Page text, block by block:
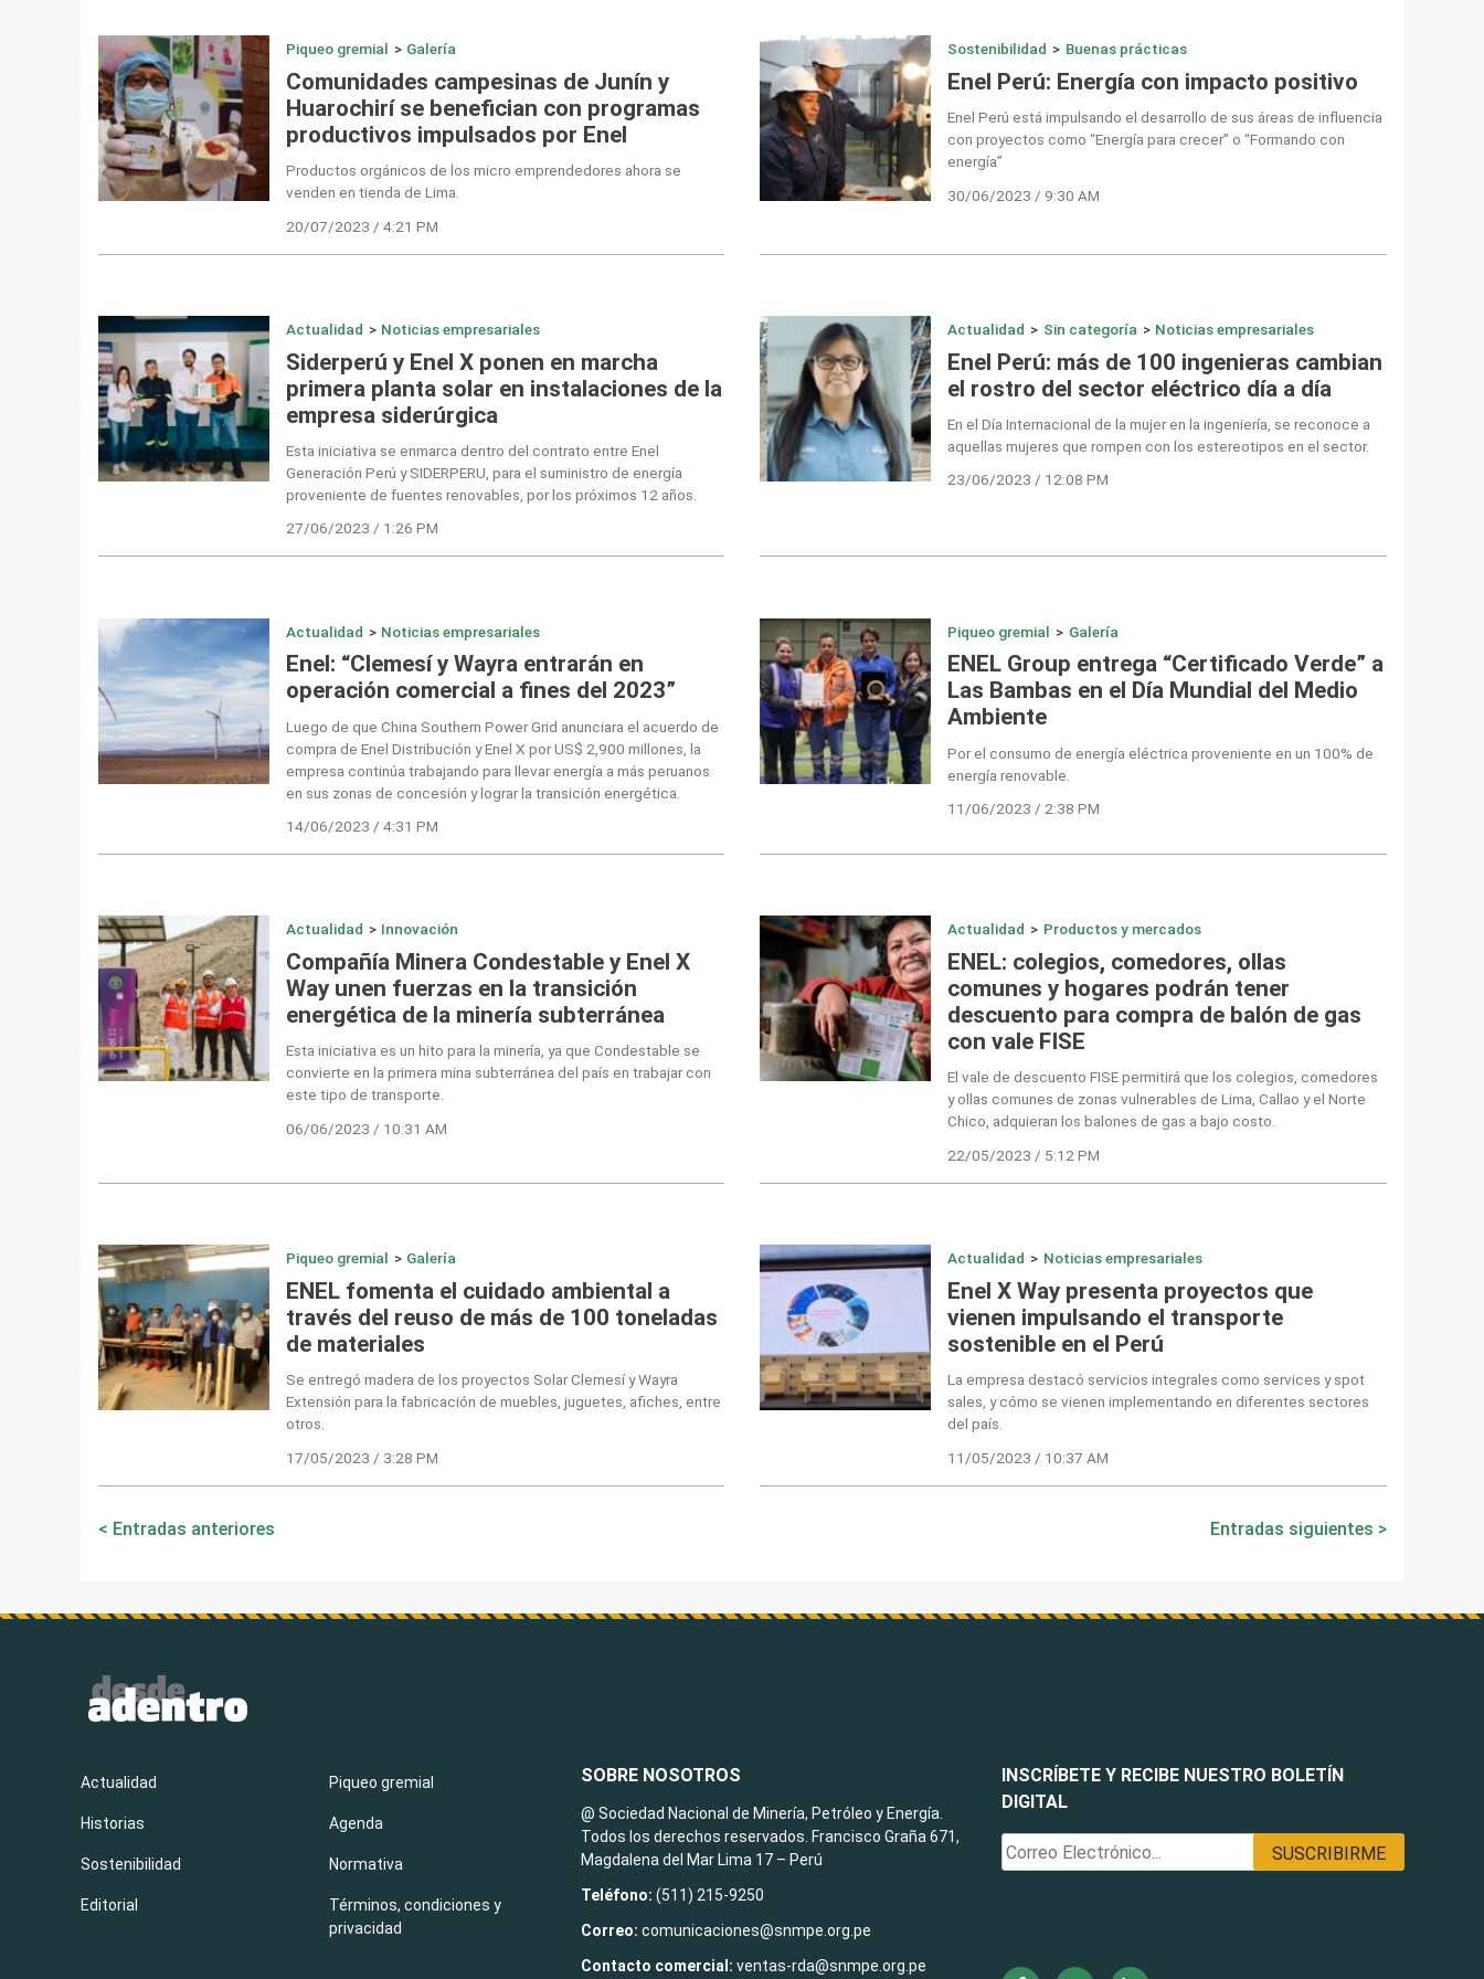
Piqueo gremial > Galería
Comunidades campesinas de Junín y
Huarochirí se benefician con programas
productivos impulsados por Enel
Productos orgánicos de los micro emprendedores ahora se
venden en tienda de Lima.
20/07/2023 / 4:21 PM
Sostenibilidad > Buenas prácticas
Enel Perú: Energía con impacto positivo
Enel Perú está impulsando el desarrollo de sus áreas de influencia
con proyectos como “Energía para crecer” o “Formando con
energía”
30/06/2023 / 9:30 AM
Actualidad > Noticias empresariales
Siderperú y Enel X ponen en marcha
primera planta solar en instalaciones de la
empresa siderúrgica
Esta iniciativa se enmarca dentro del contrato entre Enel
Generación Perú y SIDERPERU, para el suministro de energía
proveniente de fuentes renovables, por los próximos 12 años.
27/06/2023 / 1:26 PM
Actualidad > Sin categoría > Noticias empresariales
Enel Perú: más de 100 ingenieras cambian
el rostro del sector eléctrico día a día
En el Día Internacional de la mujer en la ingeniería, se reconoce a
aquellas mujeres que rompen con los estereotipos en el sector.
23/06/2023 / 12:08 PM
Actualidad > Noticias empresariales
Enel: “Clemesí y Wayra entrarán en
operación comercial a fines del 2023”
Luego de que China Southern Power Grid anunciara el acuerdo de
compra de Enel Distribución y Enel X por US$ 2,900 millones, la
empresa continúa trabajando para llevar energía a más peruanos
en sus zonas de concesión y lograr la transición energética.
14/06/2023 / 4:31 PM
Piqueo gremial > Galería
ENEL Group entrega “Certificado Verde” a
Las Bambas en el Día Mundial del Medio
Ambiente
Por el consumo de energía eléctrica proveniente en un 100% de
energía renovable.
11/06/2023 / 2:38 PM
Actualidad > Innovación
Compañía Minera Condestable y Enel X
Way unen fuerzas en la transición
energética de la minería subterránea
Esta iniciativa es un hito para la minería, ya que Condestable se
convierte en la primera mina subterránea del país en trabajar con
este tipo de transporte.
06/06/2023 / 10:31 AM
Actualidad > Productos y mercados
ENEL: colegios, comedores, ollas
comunes y hogares podrán tener
descuento para compra de balón de gas
con vale FISE
El vale de descuento FISE permitirá que los colegios, comedores
y ollas comunes de zonas vulnerables de Lima, Callao y el Norte
Chico, adquieran los balones de gas a bajo costo.
22/05/2023 / 5:12 PM
Piqueo gremial > Galería
ENEL fomenta el cuidado ambiental a
través del reuso de más de 100 toneladas
de materiales
Se entregó madera de los proyectos Solar Clemesí y Wayra
Extensión para la fabricación de muebles, juguetes, afiches, entre
otros.
17/05/2023 / 3:28 PM
Actualidad > Noticias empresariales
Enel X Way presenta proyectos que
vienen impulsando el transporte
sostenible en el Perú
La empresa destacó servicios integrales como services y spot
sales, y cómo se vienen implementando en diferentes sectores
del país.
11/05/2023 / 10:37 AM
Navegación
Entradas anteriores Entradas siguientes
INSCRÍBETE Y RECIBE NUESTRO BOLETÍN
DIGITAL
Actualidad
Historias
Sostenibilidad
Editorial
Piqueo gremial
Agenda
Normativa
Términos, condiciones y
privacidad
SOBRE NOSOTROS
@ Sociedad Nacional de Minería, Petróleo y Energía.
Todos los derechos reservados. Francisco Graña 671,
Magdalena del Mar Lima 17 – Perú
Teléfono: (511) 215-9250
Correo:comunicaciones@snmpe.org.pe
Contacto comercial: ventas-rda@snmpe.org.pe